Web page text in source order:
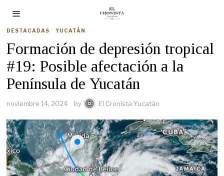
DESTACADAS · YUCATÁN
Formación de depresión tropical
#19: Posible afectación a la
Península de Yucatán
noviembre 14, 2024 by El Cronista Yucatán